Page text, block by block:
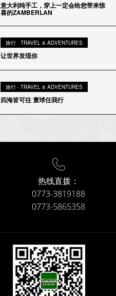
意大利纯手工，穿上一定会给您带来惊
喜的ZAMBERLAN
旅行 · TRAVEL & ADVENTURES
让世界发现你
旅行 · TRAVEL & ADVENTURES
四海皆可往 寰球任我行
热线直拨：
0773-3819188
0773-5865358